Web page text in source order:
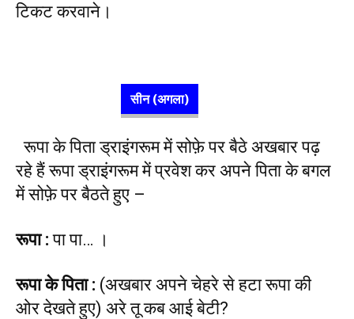
टिकट करवाने।
सीन (अगला)
रूपा के पिता ड्राइंगरूम में सोफ़े पर बैठे अखबार पढ़
रहे हैं रूपा ड्राइंगरूम में प्रवेश कर अपने पिता के बगल
में सोफ़े पर बैठते हुए –
रूपा :पा पा… ।
रूपा के पिता : (अखबार अपने चेहरे से हटा रूपा की
ओर देखते हुए) अरे तू कब आई बेटी?